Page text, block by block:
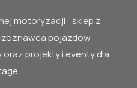
motoryzacji: sklep z
pojazdów
projekty i eventy dla